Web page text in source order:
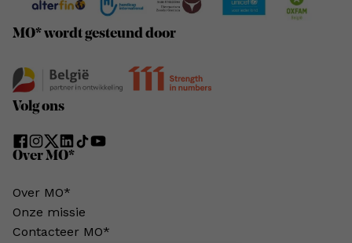
MO* wordt gesteund door
Volg ons
Over MO*
Over MO*
Onze missie
Contacteer MO*